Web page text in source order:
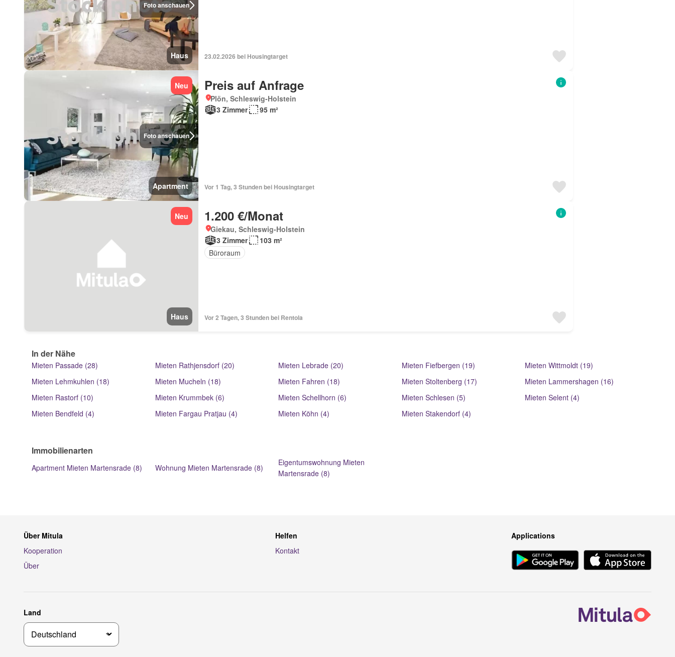
Foto anschauen
Haus 23.02.2026 bei Housingtarget
Foto anschauen
Neu
Apartment
Preis auf Anfrage
Plön, Schleswig-Holstein
3 Zimmer
95 m²
Vor 1 Tag, 3 Stunden bei Housingtarget
Neu
Haus
1.200 €/Monat
Giekau, Schleswig-Holstein
3 Zimmer
103 m²
Büroraum
Vor 2 Tagen, 3 Stunden bei Rentola
In der Nähe
Mieten Passade (28) Mieten Rathjensdorf (20) Mieten Lebrade (20) Mieten Fiefbergen (19)
Mieten Wittmoldt (19)
Mieten Lehmkuhlen (18)
Mieten Mucheln (18) Mieten Fahren (18) Mieten Stoltenberg (17)
Mieten Lammershagen (16)
Mieten Rastorf (10)
Mieten Krummbek (6) Mieten Schellhorn (6) Mieten Schlesen (5)
Mieten Selent (4)
Mieten Bendfeld (4)
Mieten Fargau Pratjau (4) Mieten Köhn (4) Mieten Stakendorf (4)
Immobilienarten
Apartment Mieten Martensrade (8) Wohnung Mieten Martensrade (8)
Eigentumswohnung Mieten
Martensrade (8)
Über Mitula
Kooperation
Über
Helfen
Kontakt
Applications
Land